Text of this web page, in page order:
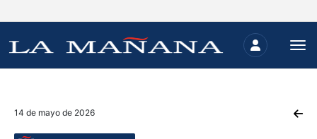
14 de mayo de 2026